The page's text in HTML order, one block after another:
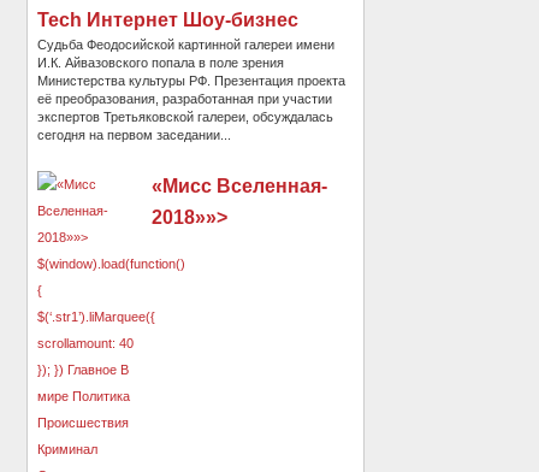
Tech Интернет Шоу-бизнес
Судьба Феодосийской картинной галереи имени
И.К. Айвазовского попала в поле зрения
Министерства культуры РФ. Презентация проекта
её преобразования, разработанная при участии
экспертов Третьяковской галереи, обсуждалась
сегодня на первом заседании...
«Мисс Вселенная-
2018»»>